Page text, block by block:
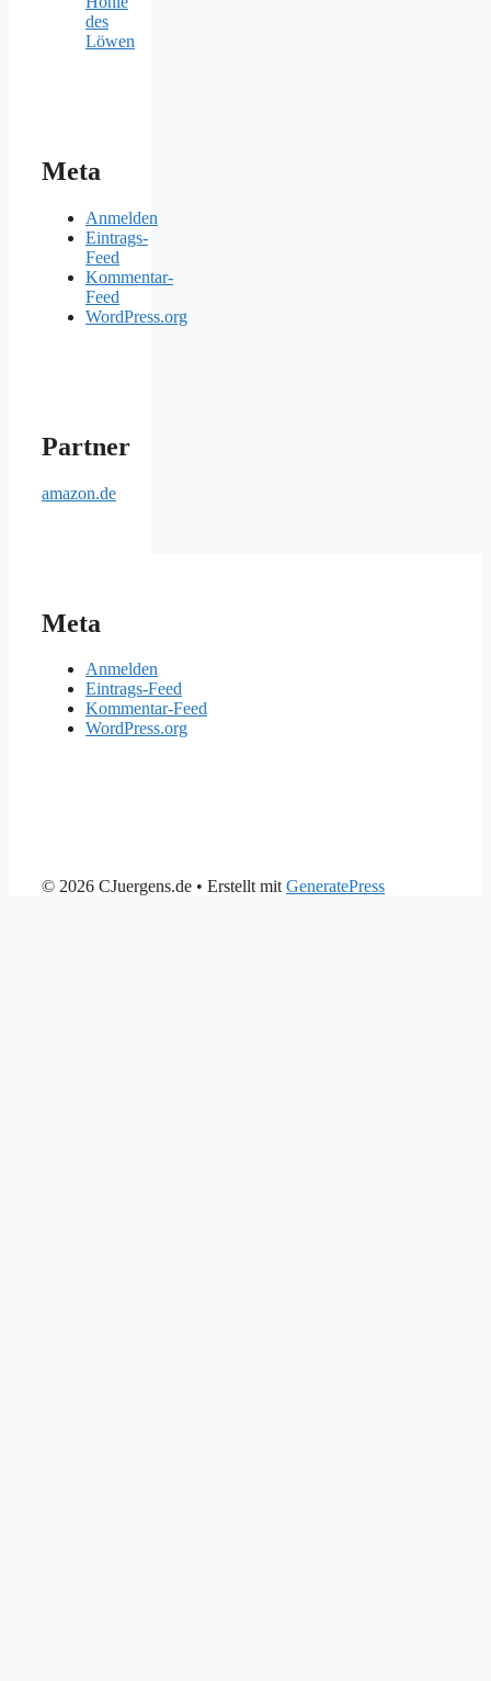
des
Löwen
Meta
Anmelden
Eintrags-
Feed
Kommentar-
Feed
WordPress.org
Partner
amazon.de
Meta
Anmelden
Eintrags-Feed
Kommentar-Feed
WordPress.org
© 2026 CJuergens.de • Erstellt mitGeneratePress